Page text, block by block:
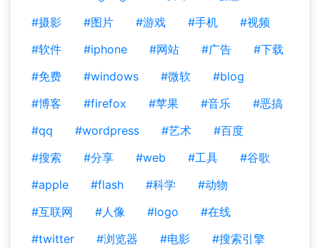
#摄影
#图片 #游戏 #手机
#视频
#软件
#iphone #网站 #广告
#下载
#免费
#windows #微软
#blog
#博客
#firefox #苹果 #音乐
#恶搞
#qq
#wordpress #艺术
#百度
#搜索
#分享 #web #工具
#谷歌
#apple
#flash #科学
#动物
#互联网
#人像 #logo
#在线
#twitter
#浏览器 #电影
#搜索引擎